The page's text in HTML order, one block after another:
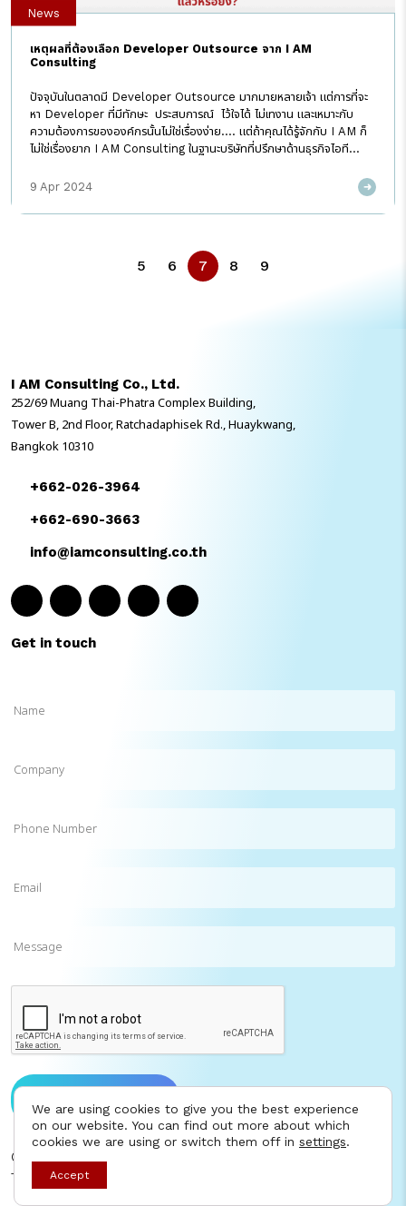
เหตุผลที่ต้องเลือก Developer Outsource จาก I AM
Consulting
ปัจจุบันในตลาดมี Developer Outsource มากมายหลายเจ้า แต่การที่จะ
หา Developer ที่มีทักษะ ประสบการณ์ ไว้ใจได้ ไม่เทงาน และเหมาะกับ
ความต้องการขององค์กรนั้นไม่ใช่เรื่องง่าย…. แต่ถ้าคุณได้รู้จักกับ I AM ก็
ไม่ใช่เรื่องยาก I AM Consulting ในฐานะบริษัทที่ปรึกษาด้านธุรกิจไอที
แน่นอนว่า บุคคลากรของเรามีความชำนาญ มีประสบการณ์ในงานที่หลาก
ต้องการของลูกค้าในด้านต่างๆ ให้ประสบผลสำเร็จตามแผนที่วางไว้ หากคุณ
หาใครที่ไว้ใจได้ จะดีกว่ามั้ย… ถ้าองค์กรของคุณจะได้ทีม Developer ที่มี
ประสบการณ์และเชี่ยวชาญจริง ๆ I AM Development Outsourcing
News
9 Apr 2024
5 6 7 8 9
I AM Consulting Co., Ltd.
252/69 Muang Thai-Phatra Complex Building,
Tower B, 2nd Floor, Ratchadaphisek Rd., Huaykwang,
Bangkok 10310
+662-026-3964
+662-690-3663
info@iamconsulting.co.th
Get in touch
©2025 I AM Consulting. All rights reserved.
Terms of Use
We are using cookies to give you the best experience
on our website. You can find out more about which
cookies we are using or switch them off in settings.
Accept